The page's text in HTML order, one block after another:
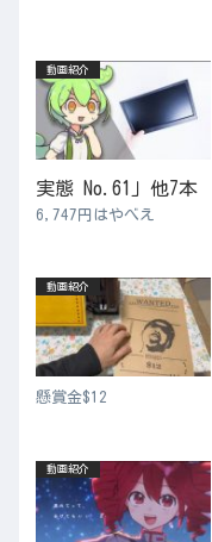
動画紹介
実態 No.61」他7本
6,747円はやべえ
動画紹介
懸賞金$12
動画紹介